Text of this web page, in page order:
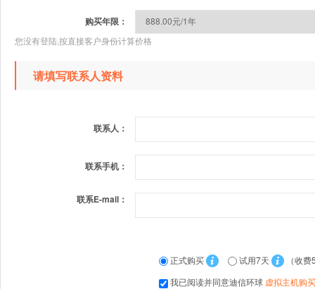
购买年限：
您没有登陆,按直接客户身份计算价格
请填写联系人资料
联系人：
联系手机：
联系E-mail：
正式购买 试用7天
（收费
我已阅读并同意迪信环球 虚拟主机购